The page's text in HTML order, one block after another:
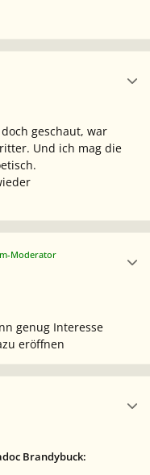
geschaut, war
Und ich mag die
Moderator
genug Interesse
eröffnen
Brandybuck: